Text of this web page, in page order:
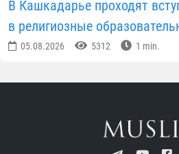
В Кашкадарье проходят
в религиозные
05.08.2026 5312 1 min.